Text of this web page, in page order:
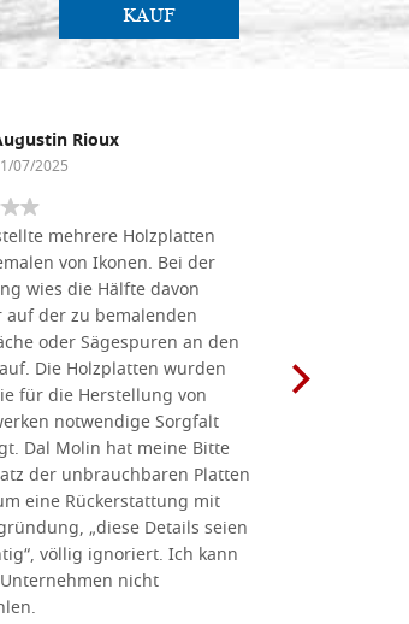
KAUF
Rioux
07/2025
mehrere Holzplatten
von Ikonen. Bei der
wies die Hälfte davon
auf der zu bemalenden
oder Sägespuren an den
Die Holzplatten wurden
für die Herstellung von
notwendige Sorgfalt
Dal Molin hat meine Bitte
der unbrauchbaren Platten
eine Rückerstattung mit
„diese Details seien
völlig ignoriert. Ich kann
nicht